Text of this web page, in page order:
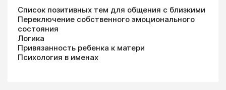
Список позитивных тем для общения с близкими
Переключение собственного эмоционального
состояния
Логика
Привязанность ребенка к матери
Психология в именах